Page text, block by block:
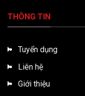
THÔNG TIN
Tuyển dụng
Liên hệ
Giới thiệu